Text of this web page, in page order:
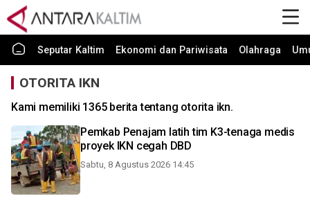
Seputar Kaltim Ekonomi dan Pariwisata Olahraga
OTORITA IKN
Kami memiliki 1365 berita tentang otorita ikn.
Pemkab Penajam latih tim K3-tenaga medis
proyek IKN cegah DBD
Sabtu, 8 Agustus 2026 14:45